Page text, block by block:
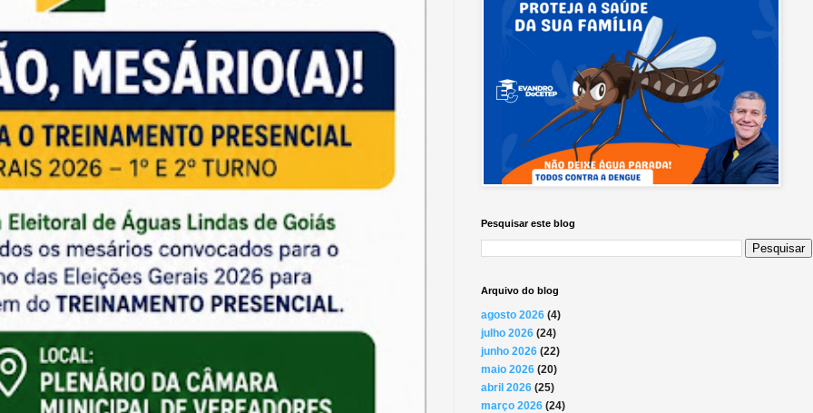
Pesquisar este blog
Arquivo do blog
agosto 2026 (4)
julho 2026 (24)
junho 2026 (22)
maio 2026 (20)
abril 2026 (25)
março 2026 (24)